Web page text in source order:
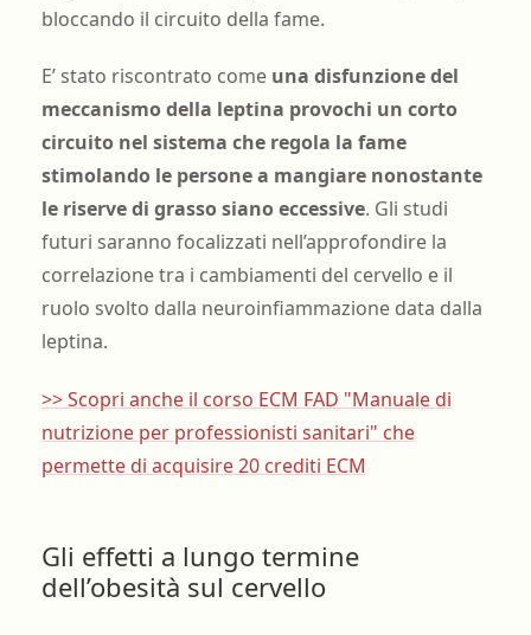
bloccando il circuito della fame.
E’ stato riscontrato come una disfunzione del
meccanismo della leptina provochi un corto
circuito nel sistema che regola la fame
stimolando le persone a mangiare nonostante
le riserve di grasso siano eccessive. Gli studi
futuri saranno focalizzati nell’approfondire la
correlazione tra i cambiamenti del cervello e il
ruolo svolto dalla neuroinfiammazione data dalla
leptina.
>> Scopri anche il corso ECM FAD "Manuale di
nutrizione per professionisti sanitari" che
permette di acquisire 20 crediti ECM
Gli effetti a lungo termine
dell’obesità sul cervello